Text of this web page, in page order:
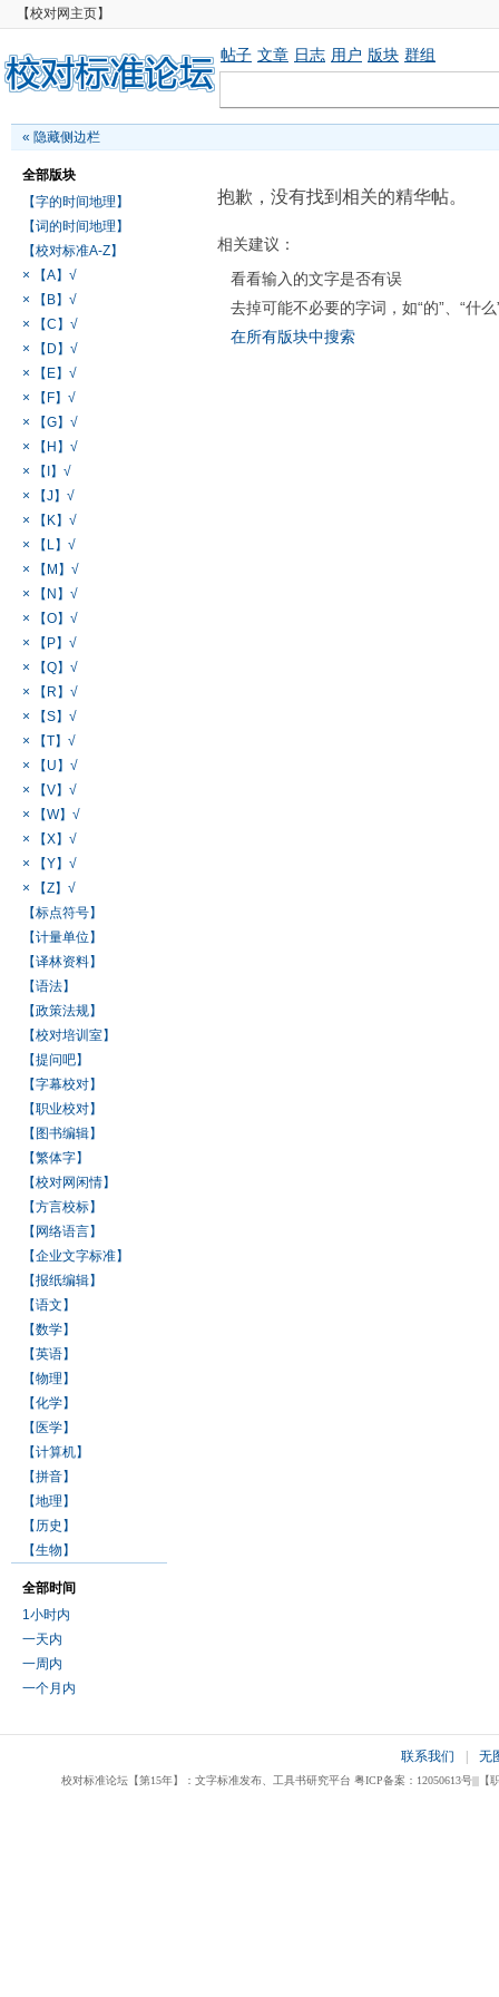
【校对网主页】
帖子 文章 日志 用户 版块 群组
« 隐藏侧边栏
全部版块
【字的时间地理】
【词的时间地理】
【校对标准A-Z】
× 【A】√
× 【B】√
× 【C】√
× 【D】√
× 【E】√
× 【F】√
× 【G】√
× 【H】√
× 【I】√
× 【J】√
× 【K】√
× 【L】√
× 【M】√
× 【N】√
× 【O】√
× 【P】√
× 【Q】√
× 【R】√
× 【S】√
× 【T】√
× 【U】√
× 【V】√
× 【W】√
× 【X】√
× 【Y】√
× 【Z】√
【标点符号】
【计量单位】
【译林资料】
【语法】
【政策法规】
【校对培训室】
【提问吧】
【字幕校对】
【职业校对】
【图书编辑】
【繁体字】
【校对网闲情】
【方言校标】
【网络语言】
【企业文字标准】
【报纸编辑】
【语文】
【数学】
【英语】
【物理】
【化学】
【医学】
【计算机】
【拼音】
【地理】
【历史】
【生物】
全部时间
1小时内
一天内
一周内
一个月内
抱歉，没有找到相关的精华帖。
相关建议：
看看输入的文字是否有误
去掉可能不必要的字词，如“的”、“什么
在所有版块中搜索
联系我们 无
校对标准论坛【第15年】：文字标准发布、工具书研究平台 粤ICP备案：12050613号|||【